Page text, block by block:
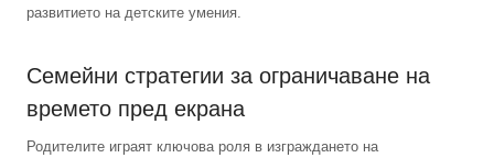
развитието на детските умения.
Семейни стратегии за ограничаване на
времето пред екрана
Родителите играят ключова роля в изграждането на